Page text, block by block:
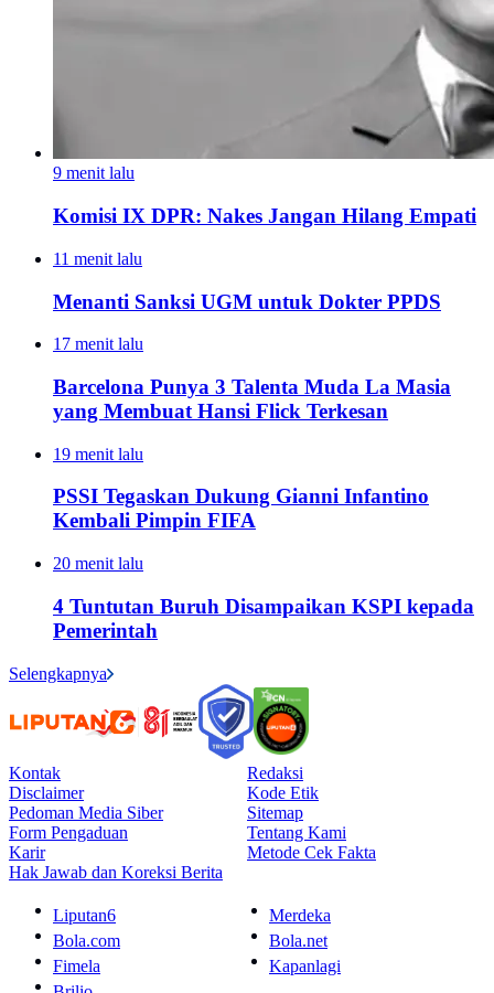
9 menit lalu
Komisi IX DPR: Nakes Jangan Hilang Empati
11 menit lalu
Menanti Sanksi UGM untuk Dokter PPDS
17 menit lalu
Barcelona Punya 3 Talenta Muda La Masia
yang Membuat Hansi Flick Terkesan
19 menit lalu
PSSI Tegaskan Dukung Gianni Infantino
Kembali Pimpin FIFA
20 menit lalu
4 Tuntutan Buruh Disampaikan KSPI kepada
Pemerintah
Selengkapnya
Kontak
Redaksi
Disclaimer
Kode Etik
Pedoman Media Siber
Sitemap
Form Pengaduan
Tentang Kami
Karir
Metode Cek Fakta
Hak Jawab dan Koreksi Berita
Liputan6
Merdeka
Bola.com
Bola.net
Fimela
Kapanlagi